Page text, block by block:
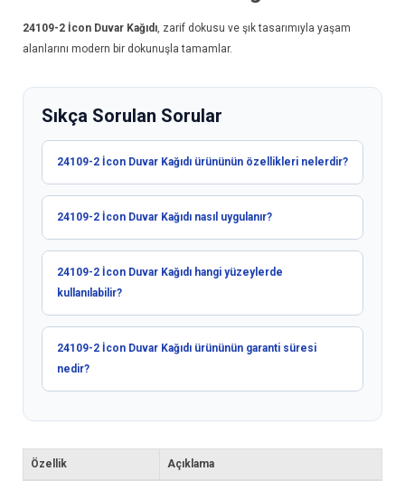
24109-2 İcon Duvar Kağıdı , zarif dokusu ve şık tasarımıyla yaşam
alanlarını modern bir dokunuşla tamamlar.
Sıkça Sorulan Sorular
24109-2 İcon Duvar Kağıdı ürününün özellikleri nelerdir?
24109-2 İcon Duvar Kağıdı nasıl uygulanır?
24109-2 İcon Duvar Kağıdı hangi yüzeylerde
kullanılabilir?
24109-2 İcon Duvar Kağıdı ürününün garanti süresi
nedir?
Özellik Açıklama